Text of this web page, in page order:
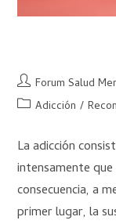
Forum Salud
Adicción /
La adicción
intensamente
consecuencia, a
primer lugar, la